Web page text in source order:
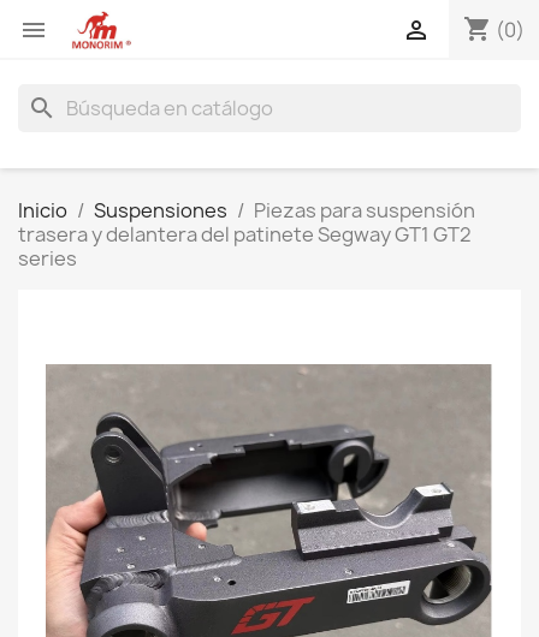
 shopping_cart (0)

search
Inicio Suspensiones
Piezas para suspensión
trasera y delantera del patinete Segway GT1 GT2
series